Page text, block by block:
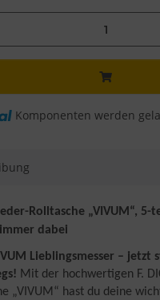
Komponenten werden
Rolltasche „VIVUM“, 5-
dabei
Lieblingsmesser – jetzt
Mit der hochwertigen F.
„VIVUM“ hast du deine